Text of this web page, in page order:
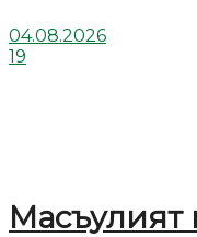
04.08.2026
19
Масъулият